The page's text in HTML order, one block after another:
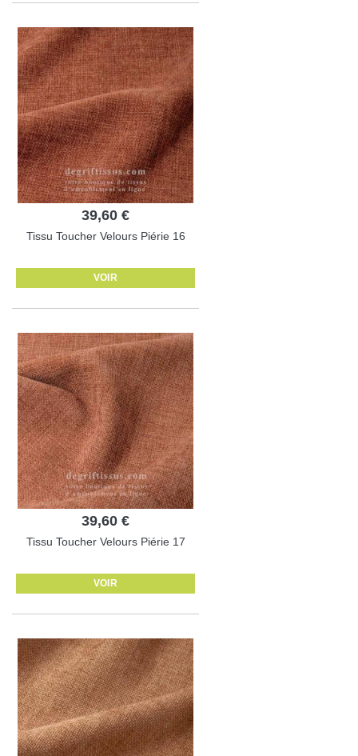
39,60 €
Tissu Toucher Velours Piérie 16
VOIR
39,60 €
Tissu Toucher Velours Piérie 17
VOIR